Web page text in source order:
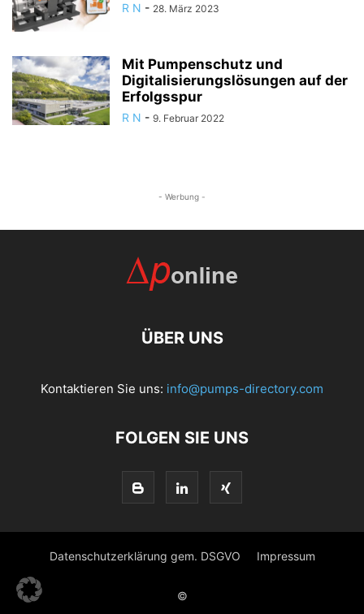
R N - 28. März 2023
Mit Pumpenschutz und
Digitalisierungslösungen auf der
Erfolgsspur
R N - 9. Februar 2022
- Werbung -
ÜBER UNS
Kontaktieren Sie uns: info@pumps-directory.com
FOLGEN SIE UNS
Datenschutzerklärung gem. DSGVO Impressum
©